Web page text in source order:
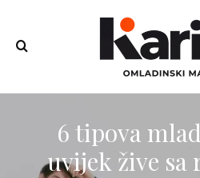
6 tipova
uvijek žive